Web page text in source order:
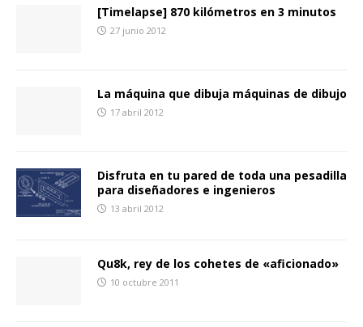
[Timelapse] 870 kilómetros en 3 minutos
27 junio 2012
La máquina que dibuja máquinas de dibujo
17 abril 2012
Disfruta en tu pared de toda una pesadilla
para diseñadores e ingenieros
13 abril 2012
Qu8k, rey de los cohetes de «aficionado»
10 octubre 2011